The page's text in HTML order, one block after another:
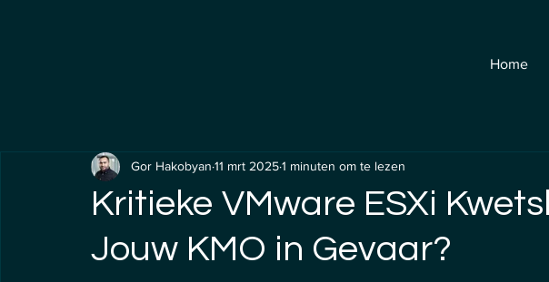
Home
Kritieke VMware ESXi
Jouw KMO in Gevaar?
Gor Hakobyan 11 mrt 20251 minuten om te lezen